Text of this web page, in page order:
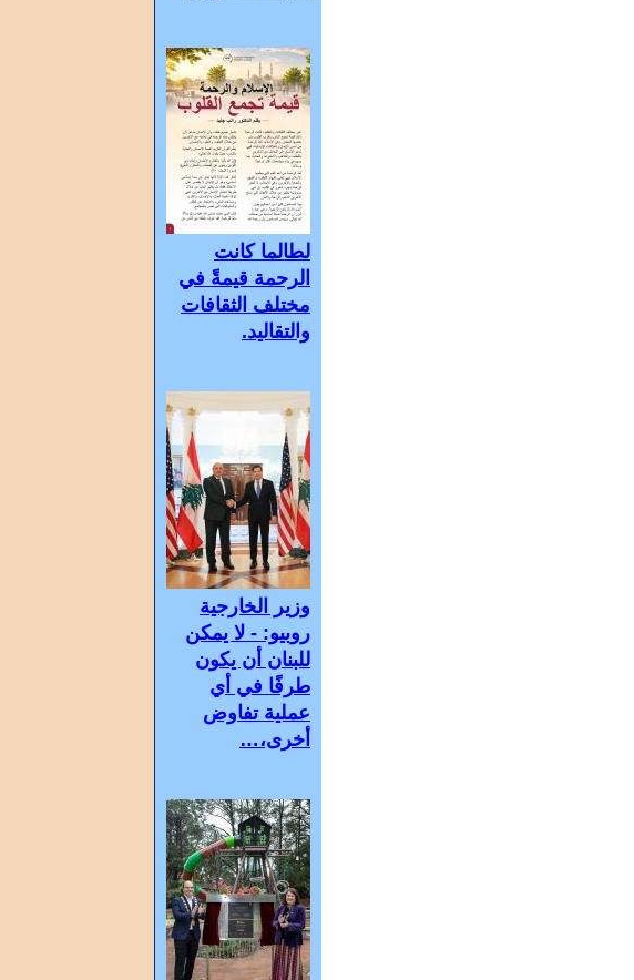
لطالما كانت
الرحمة قيمةً في
مختلف الثقافات
والتقاليد.
وزير الخارجية
روبيو: - لا يمكن
للبنان أن يكون
طرفًا في أي
عملية تفاوض
أخرى،…